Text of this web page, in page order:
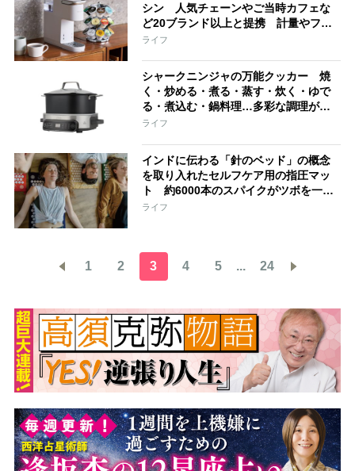
シン 人気チェーンやご当時カフェな
ど20ブランド以上と提携 計量やフィ
ルター準備などの手間いらず
ライフ
シャークニンジャの万能クッカー 焼
く・炒める・煮る・蒸す・炊く・ゆで
る・煮込む・鍋料理…多彩な調理が可
能 “食洗機にも対応”“火を使わな
ライフ
インドに伝わる「針のベッド」の概念
を取り入れたセルフケア用の指圧マッ
ト 約6000本のスパイクがツボを一気
に刺激 深いリラックス状態に導き、
ライフ
1 2 3 4 5 ... 24